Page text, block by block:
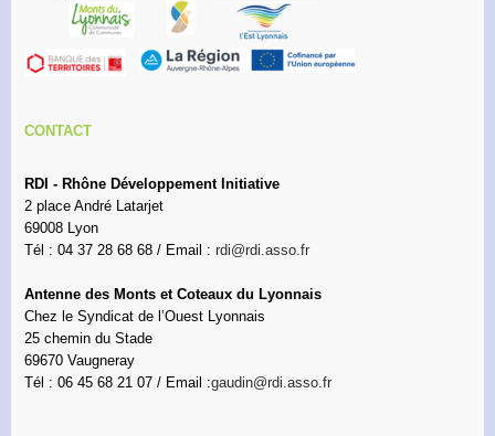
CONTACT
RDI - Rhône Développement Initiative
2 place André Latarjet
69008 Lyon
Tél : 04 37 28 68 68 / Email : rdi@rdi.asso.fr
Antenne des Monts et Coteaux du Lyonnais
Chez le Syndicat de l’Ouest Lyonnais
25 chemin du Stade
69670 Vaugneray
Tél : 06 45 68 21 07 / Email :gaudin@rdi.asso.fr